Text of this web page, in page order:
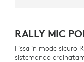
RALLY MIC
Fissa in modo sicuro
sistemando